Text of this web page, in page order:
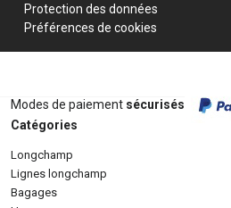
Protection des données
Préférences de cookies
Modes de paiement sécurisés
Catégories
longchamp
lignes longchamp
bagages